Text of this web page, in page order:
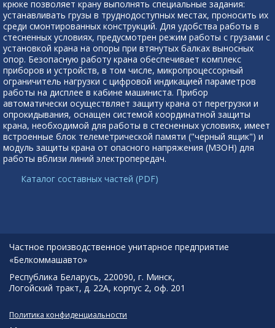
крюке позволяет крану выполнять специальные задания:
устанавливать грузы в труднодоступных местах, проносить их
среди смонтированных конструкций. Для удобства работы в
стесненных условиях, предусмотрен режим работы с грузами с
установкой крана на опоры при втянутых балках выносных
опор. Безопасную работу крана обеспечивает комплекс
приборов и устройств, в том числе, микропроцессорный
ограничитель нагрузки с цифровой индикацией параметров
работы на дисплее в кабине машиниста. Прибор
автоматически осуществляет защиту крана от перегрузки и
опрокидывания, оснащен системой координатной защиты
крана, необходимой для работы в стесненных условиях, имеет
встроенные блок телеметрической памяти ("черный ящик") и
модуль защиты крана от опасного напряжения (МЗОН) для
работы вблизи линий электропередач.
Каталог составных частей (PDF)
Частное производственное унитарное предприятие
«Белкоммашавто»
Республика Беларусь, 220090, г. Минск,
Логойский тракт, д. 22А, корпус 2, оф. 201
Политика конфиденциальности